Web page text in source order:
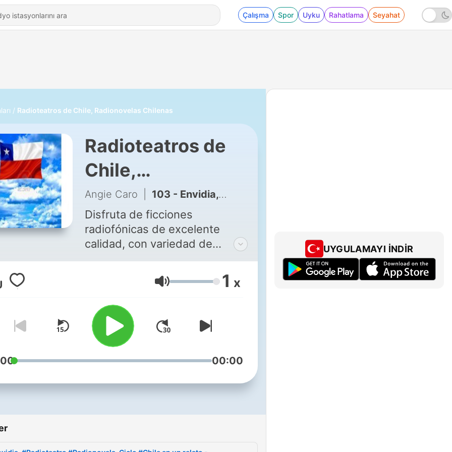
Çalışma Spor Uyku Rahatlama Seyahat
Radioteatros de Chile, Radionovelas Chilenas
Radioteatros de
Chile,
Radionovelas
Chilenas
Angie Caro 103 - Envidia, #Radioteatro #Radionovela, Ciclo #Chile en un relato - Temporada 2
Disfruta de ficciones
radiofónicas de excelente
calidad, con variedad de
cuentos, mitos, leyendas,
tradiciones de Chile. Aquí
comparto episodios de
Radioteatros (radionovelas) de
Chile, emitidos en Radio
Agricultura. Pertenecientes la
mayoría al "Ciclo Chile en un
relato". Y también de ciclos
misterio", "Historias
Ses 1 x
00:00
UYGULAMAYI İNDIR